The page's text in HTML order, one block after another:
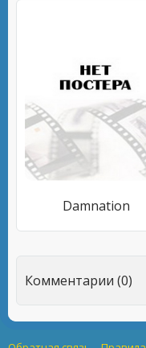
Damnation
Комментарии (0)